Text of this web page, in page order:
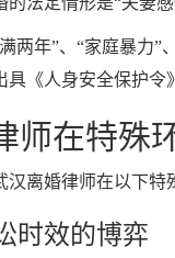
两年”、“家庭暴力
《人身安全保护
师在特殊
离婚律师在以下特
时效的博弈